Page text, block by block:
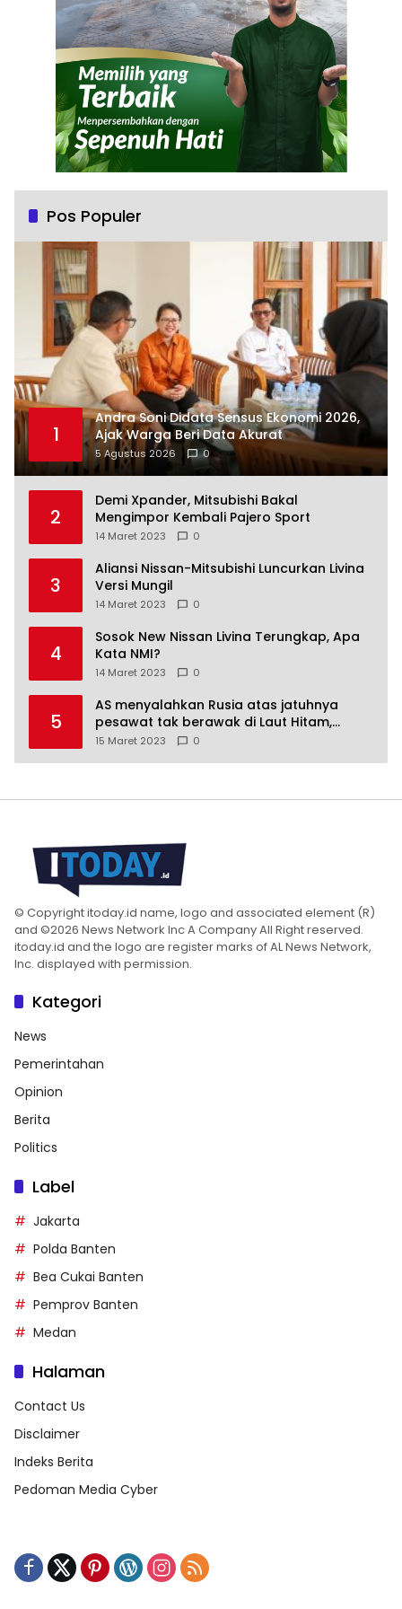
Pos Populer
1
Andra Soni Didata Sensus Ekonomi 2026,
Ajak Warga Beri Data Akurat
5 Agustus 2026 0
2
Demi Xpander, Mitsubishi Bakal
Mengimpor Kembali Pajero Sport
14 Maret 2023 0
3
Aliansi Nissan-Mitsubishi Luncurkan Livina
Versi Mungil
14 Maret 2023 0
4
Sosok New Nissan Livina Terungkap, Apa
Kata NMI?
14 Maret 2023 0
5
AS menyalahkan Rusia atas jatuhnya
pesawat tak berawak di Laut Hitam,
Moskow menyangkal
15 Maret 2023 0
© Copyright itoday.id name, logo and associated element (R)
and ©2026 News Network Inc A Company All Right reserved.
itoday.id and the logo are register marks of AL News Network,
Inc. displayed with permission.
Kategori
News
Pemerintahan
Opinion
Berita
Politics
Label
Jakarta
Polda Banten
Bea Cukai Banten
Pemprov Banten
Medan
Halaman
Contact Us
Disclaimer
Indeks Berita
Pedoman Media Cyber